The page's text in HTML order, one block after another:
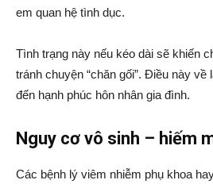
em quan hệ tình dục.
Tình trạng này nếu kéo dài sẽ khiến
tránh chuyện “chăn gối”. Điều này
đến hạnh phúc hôn nhân gia đình.
Nguy cơ vô sinh – hiếm
Các bệnh lý viêm nhiễm phụ khoa